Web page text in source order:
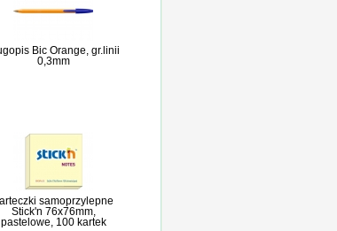
Bic Orange, gr.linii
0,3mm
samoprzylepne
Stick'n 76x76mm,
pastelowe, 100 kartek